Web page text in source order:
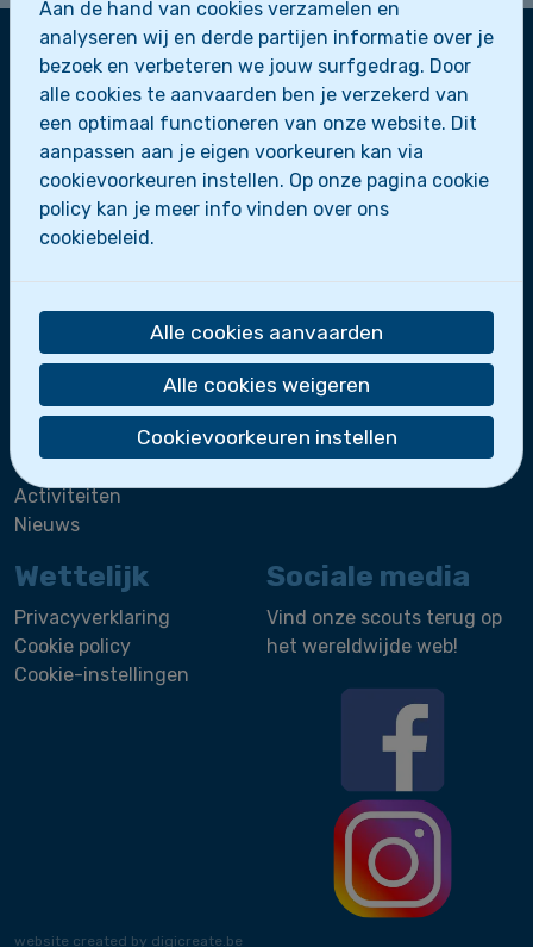
Zeescouts Sint-Leo
Zeepaardjes
Zeewolfjes
Zeerobben
Dolfijnen
Zeeverkenners
Loodsen
De zeescouts maken deel uit vanScoutsgroep
Sint-Leo.
Wie zijn we?
Activiteiten
Nieuws
Wettelijk
Privacyverklaring
Cookie policy
Cookie-instellingen
Sociale media
Vind onze scouts terug op
het wereldwijde web!
website created by digicreate.be
Aan de hand van cookies verzamelen en
analyseren wij en derde partijen informatie over je
bezoek en verbeteren we jouw surfgedrag. Door
alle cookies te aanvaarden ben je verzekerd van
een optimaal functioneren van onze website. Dit
aanpassen aan je eigen voorkeuren kan via
cookievoorkeuren instellen. Op onze pagina cookie
policy kan je meer info vinden over ons
cookiebeleid.
Alle cookies aanvaarden
Alle cookies weigeren
Cookievoorkeuren instellen